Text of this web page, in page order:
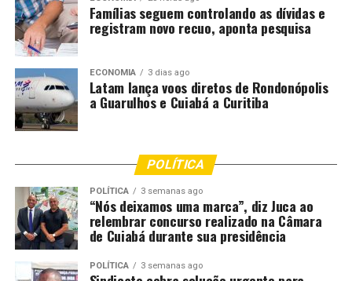
RELATED TOPICS: ABERTAS ARTES CÊNICAS
CULTURA
DESTAQUE
FESTIVAL INSCRIÇÕES MARANHÃO
PRETA
TÊM
UP NEXT
Rio recebe festival internacional de harpas em julho
DON'T MISS
Rouanet nas Favelas investirá ao menos R$ 10 milhões
Famílias seguem controlando as dívidas e
registram novo recuo, aponta pesquisa
ECONOMIA 3 dias ago
Latam lança voos diretos de Rondonópolis
a Guarulhos e Cuiabá a Curitiba
POLÍTICA
POLÍTICA 3 semanas ago
“Nós deixamos uma marca”, diz Juca ao
relembrar concurso realizado na Câmara
de Cuiabá durante sua presidência
POLÍTICA 3 semanas ago